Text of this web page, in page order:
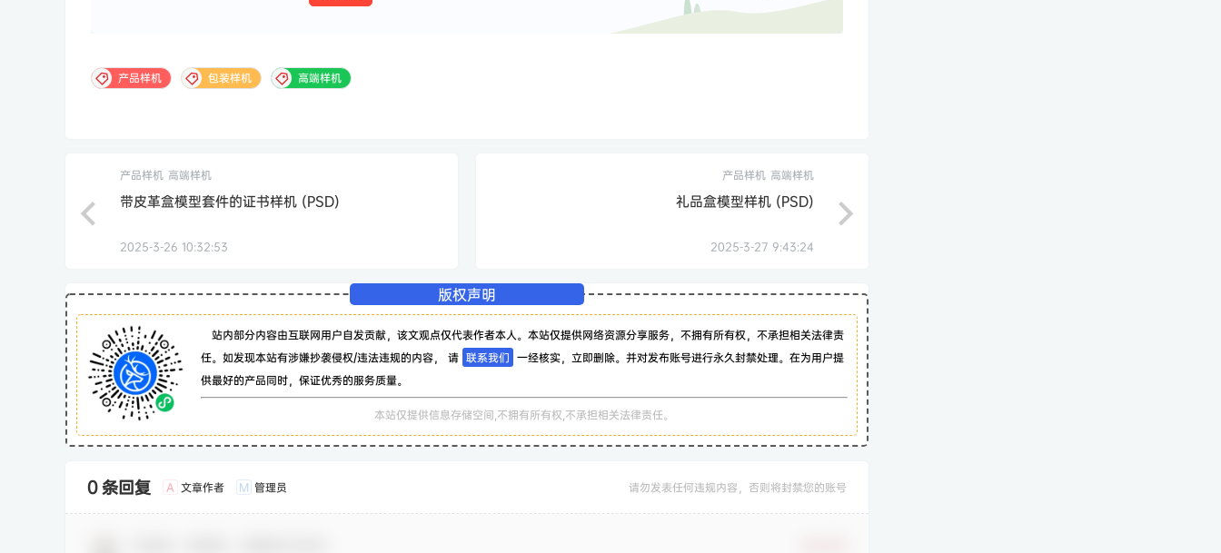
产品样机 包装样机 高端样机
产品样机 高端样机
带皮革盒模型套件的证书样机 (PSD)
2025-3-26 10:32:53
产品样机 高端样机
礼品盒模型样机 (PSD)
2025-3-27 9:43:24
版权声明
站内部分内容由互联网用户自发贡献，该文观点仅代表作者本人。本站仅提供网络资源分享服务，不拥有所有权，不承担相关法律责
任。如发现本站有涉嫌抄袭侵权/违法违规的内容， 请 联系我们 一经核实，立即删除。并对发布账号进行永久封禁处理。在为用户提
供最好的产品同时，保证优秀的服务质量。
本站仅提供信息存储空间,不拥有所有权,不承担相关法律责任。
0 条回复 A 文章作者 M 管理员 请勿发表任何违规内容，否则将封禁您的账号